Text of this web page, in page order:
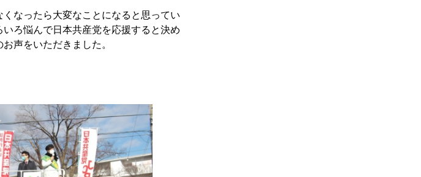
なったら大変なことになると思ってい
ろ悩んで日本共産党を応援すると決め
声をいただきました。